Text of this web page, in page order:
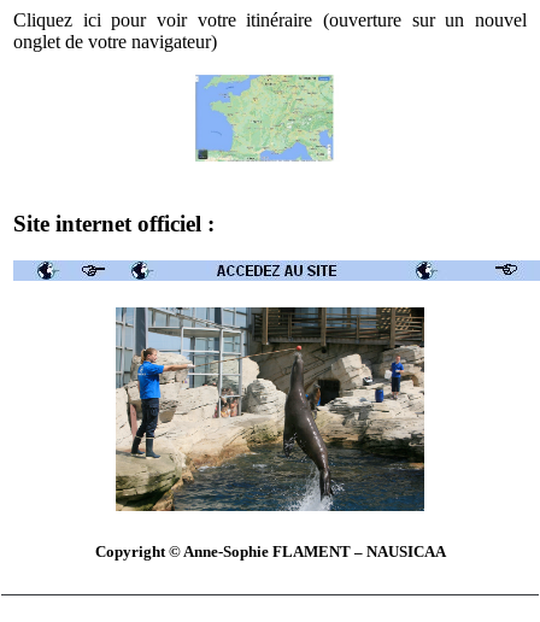
Cliquez ici pour voir votre itinéraire (ouverture sur un nouvel
onglet de votre navigateur)
Site internet officiel :
Copyright © Anne-Sophie FLAMENT – NAUSICAA